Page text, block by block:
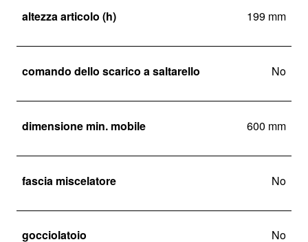
altezza articolo (h) 199 mm
comando dello scarico a saltarello No
dimensione min. mobile 600 mm
fascia miscelatore No
gocciolatoio No